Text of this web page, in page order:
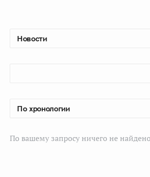
По вашему запросу ничего не